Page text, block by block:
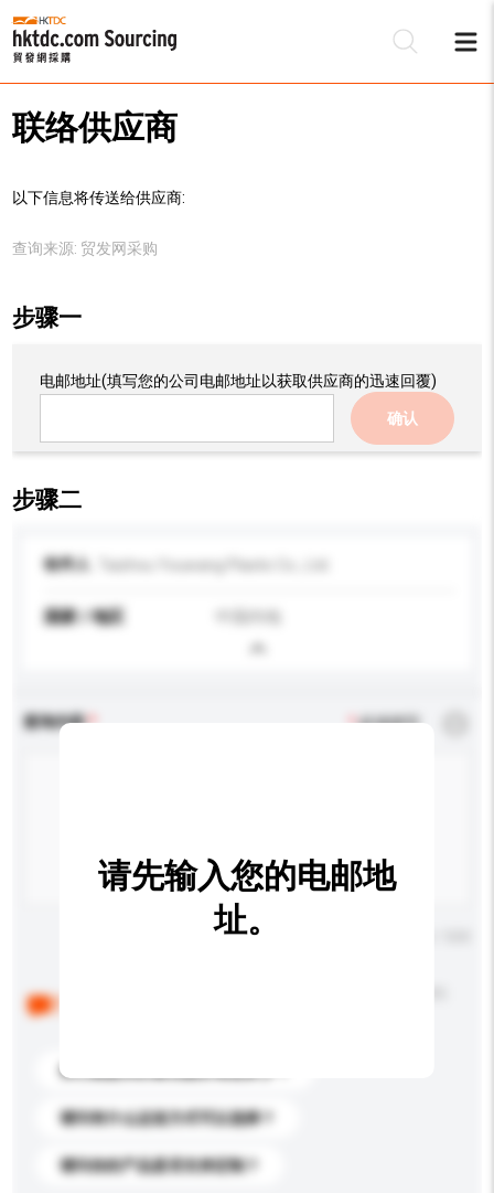
联络供应商
以下信息将传送给供应商:
查询来源: 贸发网采购
步骤一
电邮地址(填写您的公司电邮地址以获取供应商的迅速回覆)
确认
步骤二
收件人
国家 / 地区
查询内容 *必须填写
你们能提供的最优惠价格是多少？
请问有什么运送方式可以选择？
请问你的产品是否支持定制？
请先输入您的电邮地
址。